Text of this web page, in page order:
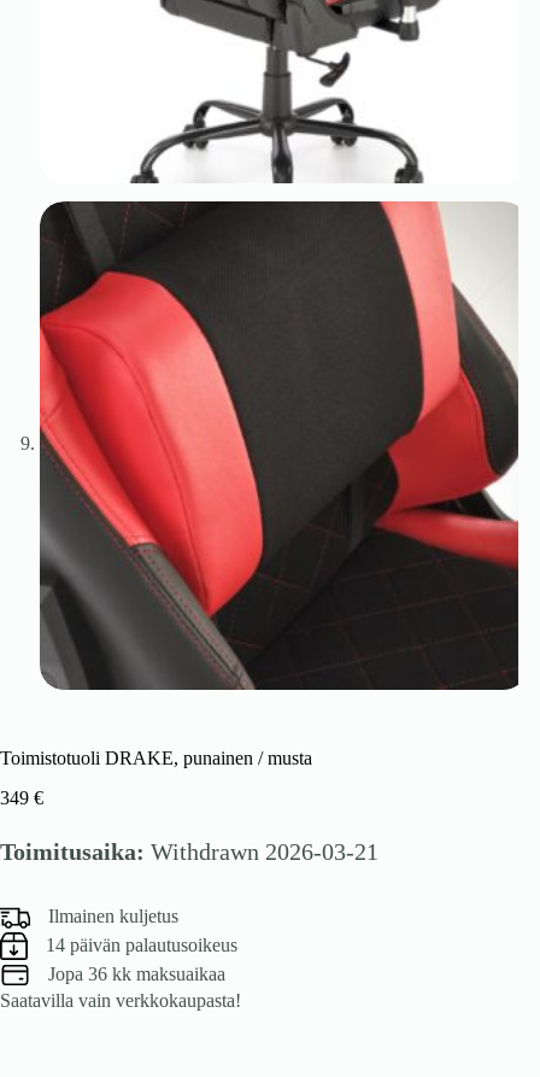
Toimistotuoli DRAKE, punainen / musta
349 €
Toimitusaika: Withdrawn 2026-03-21
Ilmainen kuljetus
14 päivän palautusoikeus
Jopa 36 kk maksuaikaa
Saatavilla vain verkkokaupasta!